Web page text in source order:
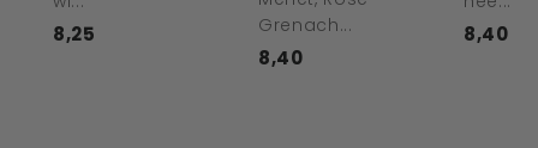
8,25
Grenach...
8,40
8,40